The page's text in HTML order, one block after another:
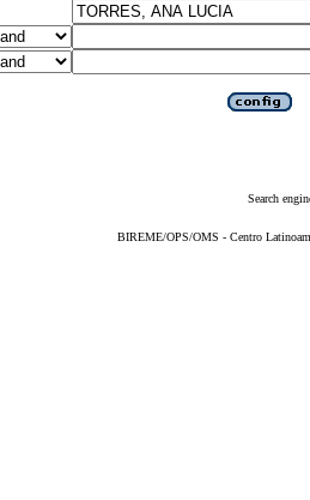
Search
BIREME/OPS/OMS - Centro